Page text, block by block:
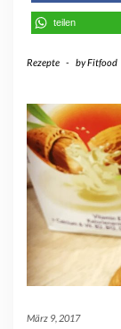
teilen
Rezepte - byFitfood
März 9, 2017